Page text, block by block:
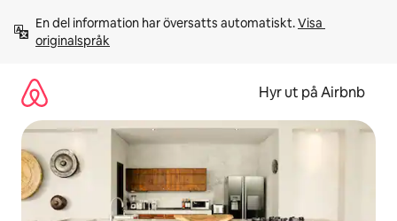
innehåll
En del information har översatts automatiskt. Visa
originalspråk
Hyr ut på Airbnb